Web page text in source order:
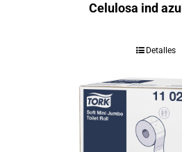
Celulosa ind azul
Detalles